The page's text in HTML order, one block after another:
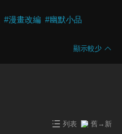
#漫畫改編 #幽默小品
顯示較少
列表 舊→新